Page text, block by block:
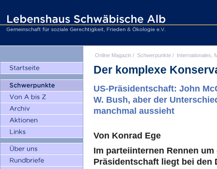
Online Magazin / Schwerpunkte / Internationales,
Der komplexe
US-Präsidentschaft: John
W. Bush, aber der
manchmal aussieht
Von Konrad Ege
Im parteiinternen Rennen
Präsidentschaft liegt bei den